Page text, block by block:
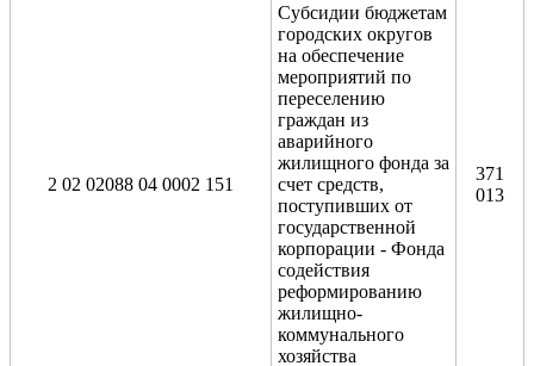
2 02 02088 04 0002 151
Субсидии бюджетам
городских округов
на обеспечение
мероприятий по
переселению
граждан из
аварийного
жилищного фонда за
счет средств,
поступивших от
государственной
корпорации - Фонда
содействия
реформированию
жилищно-
коммунального
хозяйства
371
013